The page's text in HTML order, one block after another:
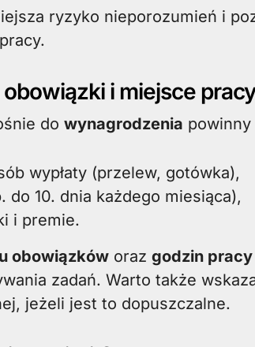
ryzyko nieporozumień i
i miejsce pracy
do wynagrodzenia
wypłaty (przelew, gotówka),
do 10. dnia każdego miesiąca),
i premie.
obowiązków oraz godzin pracy
zadań. Warto także
jeżeli jest to dopuszczalne.